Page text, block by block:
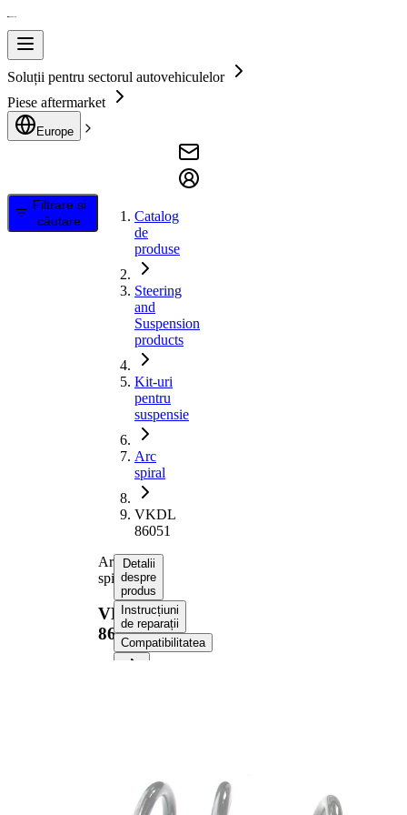
Soluții pentru sectorul autovehiculelor
Piese aftermarket
Europe
Filtrare și
căutare
Catalog
de
produse
Steering
and
Suspension
products
Kit-uri
pentru
suspensie
Arc
spiral
VKDL
86051
Arc
spiral
VKDL
86051
Detalii
despre
produs
Instrucțiuni
de reparații
Compatibilitatea
Lungime
266 mm
Greutate
1,06 kg